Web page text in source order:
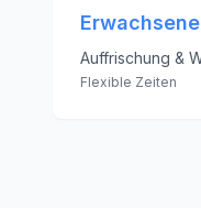
Erwachsene
Auffrischung &
Flexible Zeiten